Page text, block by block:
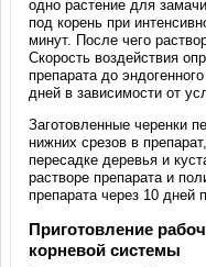
одно растение для
под корень при
минут. После чего
Скорость воздействия
препарата до
дней в зависимости от
Заготовленные черенки
нижних срезов в
пересадке деревья и
растворе препарата и
препарата через 10 дней
Приготовление
корневой системы